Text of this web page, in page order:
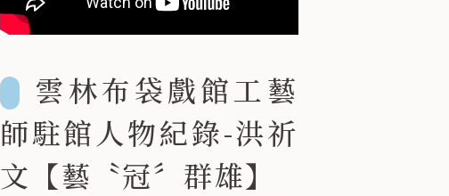
雲林布袋戲館工藝
師駐館人物紀錄-洪祈
文【藝〝冠〞群雄】